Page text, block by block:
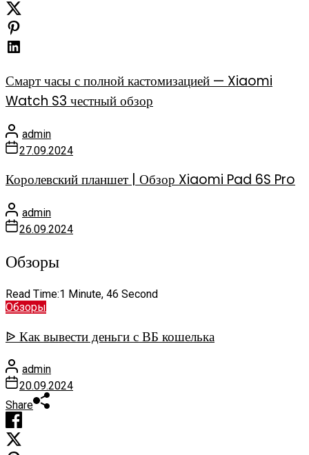
Смарт часы с полной кастомизацией — Xiaomi
Watch S3 честный обзор
admin
27.09.2024
Королевский планшет | Обзор Xiaomi Pad 6S Pro
admin
26.09.2024
Обзоры
Read Time:1 Minute, 46 Second
Обзоры
ᐉ Как вывести деньги с ВБ кошелька
admin
20.09.2024
Share